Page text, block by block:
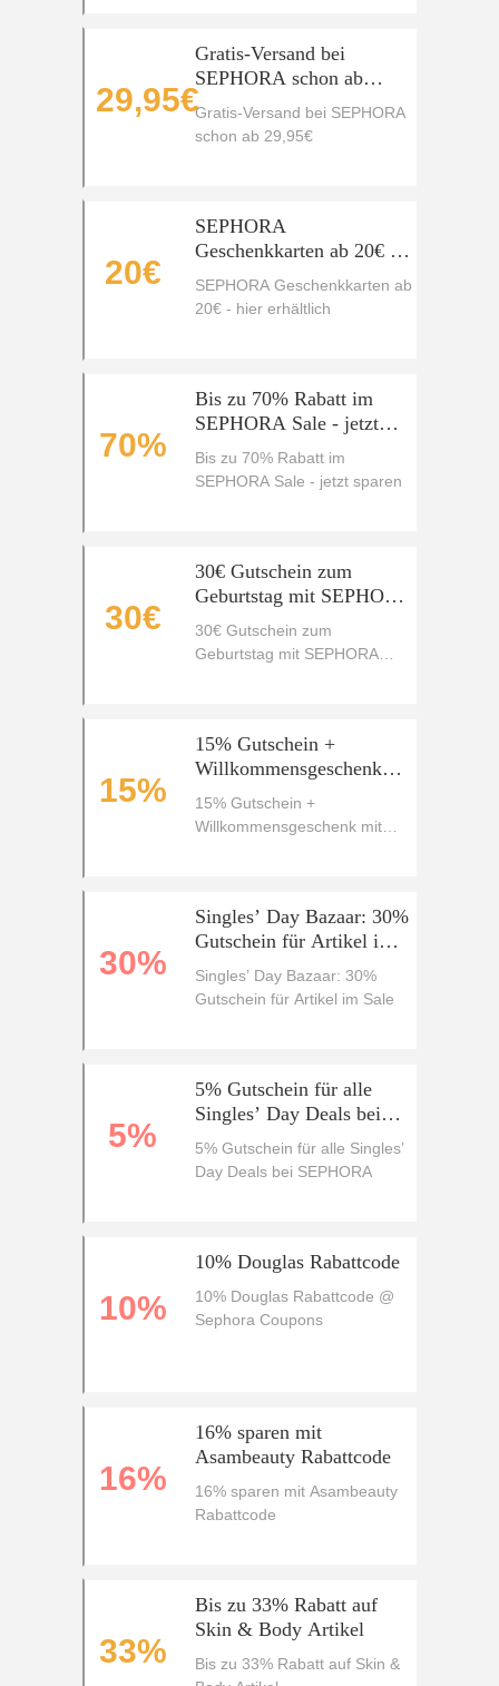
29,95€
Gratis-Versand bei
SEPHORA schon ab
29,95€
Gratis-Versand bei SEPHORA
schon ab 29,95€
20€
SEPHORA
Geschenkkarten ab 20€ -
hier erhältlich
SEPHORA Geschenkkarten ab
20€ - hier erhältlich
70%
Bis zu 70% Rabatt im
SEPHORA Sale - jetzt
sparen
Bis zu 70% Rabatt im
SEPHORA Sale - jetzt sparen
30€
30€ Gutschein zum
Geburtstag mit SEPHORA
Unlimited
30€ Gutschein zum
Geburtstag mit SEPHORA
15%
15% Gutschein +
Willkommensgeschenk
mit SEPHORA Gold
15% Gutschein +
Willkommensgeschenk mit
30%
Singles’ Day Bazaar: 30%
Gutschein für Artikel im
Sale
Singles’ Day Bazaar: 30%
Gutschein für Artikel im Sale
5%
5% Gutschein für alle
Singles’ Day Deals bei
SEPHORA
5% Gutschein für alle Singles’
Day Deals bei SEPHORA
10%
10% Douglas Rabattcode
10% Douglas Rabattcode @
Sephora Coupons
16%
16% sparen mit
Asambeauty Rabattcode
16% sparen mit Asambeauty
Rabattcode
33%
Bis zu 33% Rabatt auf
Skin & Body Artikel
Bis zu 33% Rabatt auf Skin &